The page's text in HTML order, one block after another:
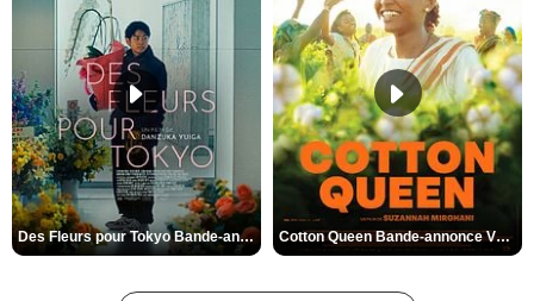
Des Fleurs pour Tokyo Bande-annonce VO STFR Cotton Queen Bande-annonce VO STFR